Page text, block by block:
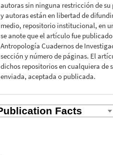
autoras sin ninguna restricción de
y autoras están en libertad de
medio, repositorio institucional, en
se anote que el artículo fue
Antropología Cuadernos de
sección y número de páginas. El
dichos repositorios en cualquiera de
enviada, aceptada o publicada.